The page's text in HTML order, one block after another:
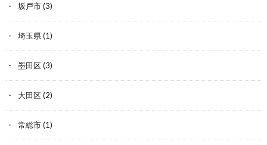
坂戸市(3)
埼玉県(1)
墨田区(3)
大田区(2)
常総市(1)